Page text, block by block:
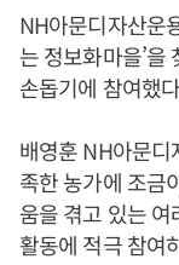
NH아문디자산운
는 정보화마을’을
손돕기에 참여했
배영훈 NH아문디
족한 농가에 조금
움을 겪고 있는
활동에 적극 참여